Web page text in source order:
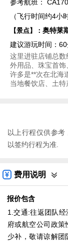
参考航班：
（飞行时间约4小
【景点】： 奥特莱
建议游玩时间：
这里进驻店铺总
外用品、珠宝首
许多是**次在北海
当地餐饮店、土特
以上行程仅供参
以签约行程为准.
费用说明
报价包含
1.交通:往返团队
府或航空公司政策
少补，敬请谅解团